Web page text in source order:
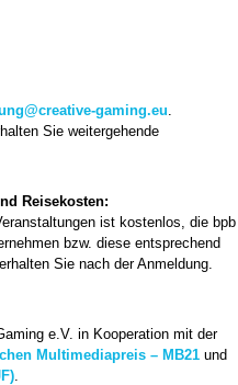
gaming.eu.
Sie weitergehende
Reisekosten:
ist kostenlos, die bpb
bzw. diese entsprechend
Sie nach der Anmeldung.
e.V. in Kooperation mit der
Multimediapreis – MB21 und
.